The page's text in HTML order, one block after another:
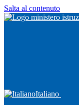
Salta al contenuto
Italiano